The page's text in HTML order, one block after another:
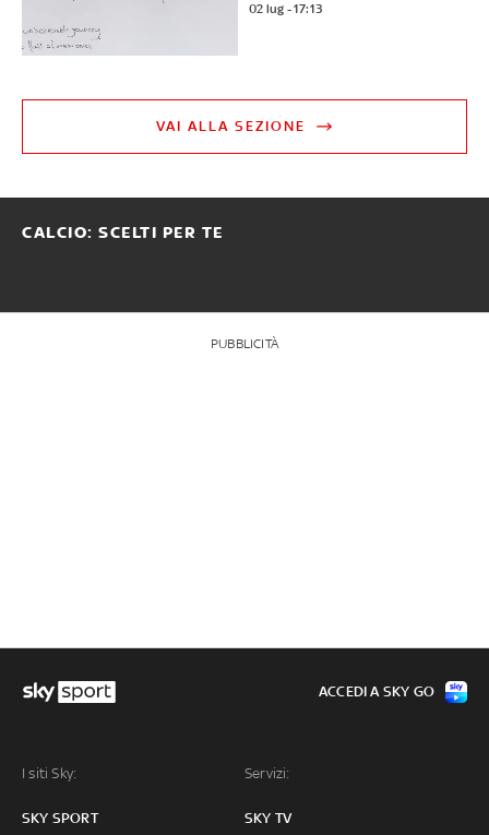
02 lug - 17:13
VAI ALLA SEZIONE
CALCIO: SCELTI PER TE
PUBBLICITÀ
I siti Sky:
SKY SPORT
Servizi:
SKY TV
ACCEDI A SKY GO